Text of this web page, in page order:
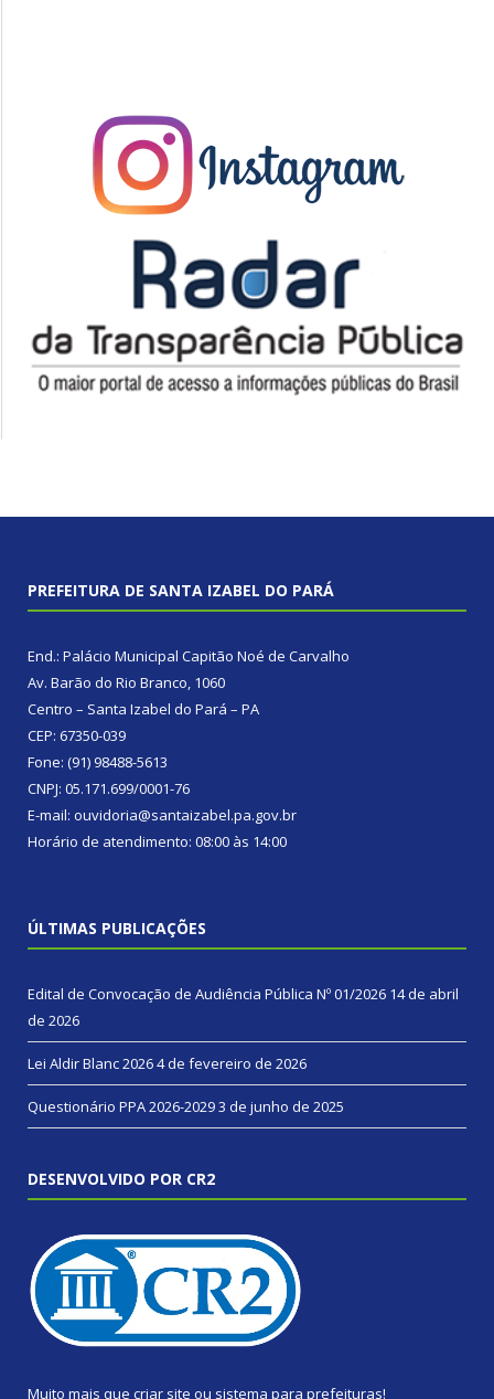
PREFEITURA DE SANTA IZABEL DO PARÁ
End.: Palácio Municipal Capitão Noé de Carvalho
Av. Barão do Rio Branco, 1060
Centro – Santa Izabel do Pará – PA
CEP: 67350-039
Fone: (91) 98488-5613
CNPJ: 05.171.699/0001-76
E-mail: ouvidoria@santaizabel.pa.gov.br
Horário de atendimento: 08:00 às 14:00
ÚLTIMAS PUBLICAÇÕES
Edital de Convocação de Audiência Pública Nº 01/2026 14 de abril
de 2026
Lei Aldir Blanc 20264 de fevereiro de 2026
Questionário PPA 2026-20293 de junho de 2025
DESENVOLVIDO POR CR2
Muito mais que criar site ou sistema para prefeituras!